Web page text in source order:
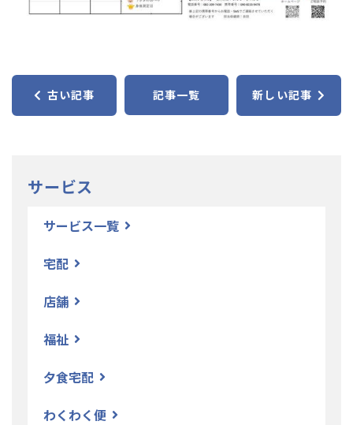
古い記事 記事一覧 新しい記事
サービス
サービス一覧
宅配
店舗
福祉
夕食宅配
わくわく便